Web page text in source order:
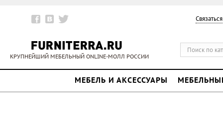
КРУПНЕЙШИЙ МЕБЕЛЬНЫЙ ONLINE-МОЛЛ РОССИИ
МЕБЕЛЬ И АКСЕССУАРЫ